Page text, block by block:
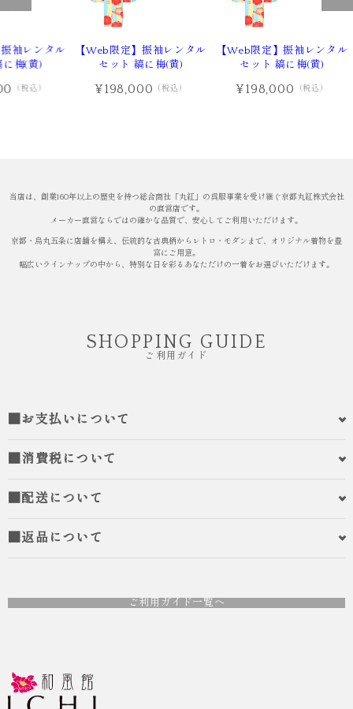
袖レンタル
に梅(黄)
（税込）
【Web限定】振袖レンタル
セット 縞に梅(黄)
¥198,000 （税込）
【Web限定】振袖レンタル
セット 縞に梅(黄)
¥198,000 （税込）
当店は、創業160年以上の歴史を持つ総合商社「丸紅」の呉服事業を受け継ぐ京都丸紅株式会社
の直営店です。
メーカー直営ならではの確かな品質で、安心してご利用いただけます。
京都・烏丸五条に店舗を構え、伝統的な古典柄からレトロ・モダンまで、オリジナル着物を豊
富にご用意。
幅広いラインナップの中から、特別な日を彩るあなただけの一着をお選びいただけます。
SHOPPING GUIDE
ご利用ガイド
■お支払いについて
■消費税について
■配送について
■返品について
ご利用ガイド一覧へ